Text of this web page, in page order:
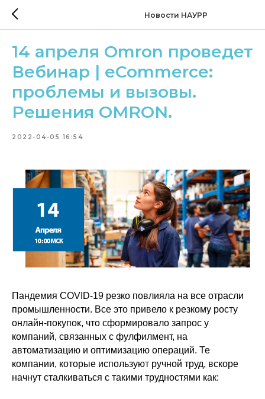
Новости НАУРР
14 апреля Omron проведет
Вебинар | eCommerce:
проблемы и вызовы.
Решения OMRON.
2022-04-05 16:54
Пандемия COVID-19 резко повлияла на все отрасли
промышленности. Все это привело к резкому росту
онлайн-покупок, что сформировало запрос у
компаний, связанных с фулфилмент, на
автоматизацию и оптимизацию операций. Те
компании, которые используют ручной труд, вскоре
начнут сталкиваться с такими трудностями как: